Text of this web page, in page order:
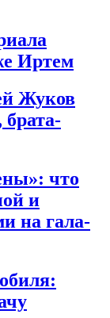
Иртем
Жуков
что
и
на гала-